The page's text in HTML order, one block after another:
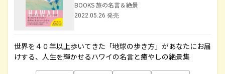
BOOKS 旅の名言＆絶景
2022.05.26 発売
世界を４０年以上歩いてきた「地球の歩き方」があなたにお届
けする、人生を輝かせるハワイの名言と癒やしの絶景集